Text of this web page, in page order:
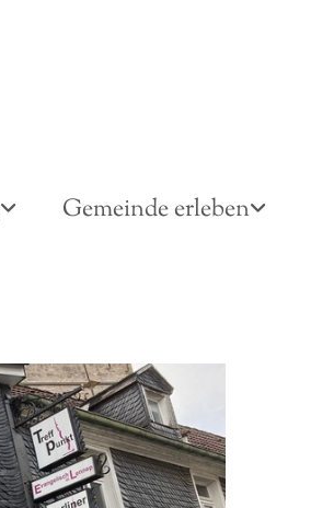
Gemeinde erleben